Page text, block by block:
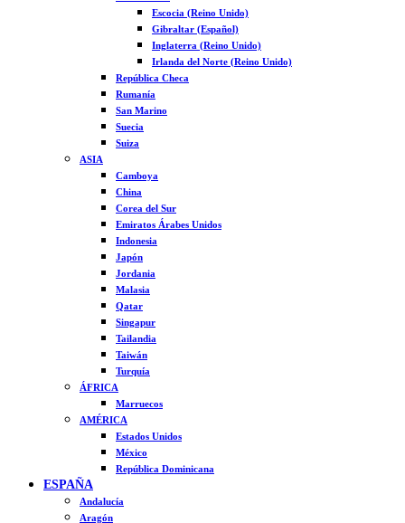
Escocia (Reino Unido)
Gibraltar (Español)
Inglaterra (Reino Unido)
Irlanda del Norte (Reino Unido)
República Checa
Rumanía
San Marino
Suecia
Suiza
ASIA
Camboya
China
Corea del Sur
Emiratos Árabes Unidos
Indonesia
Japón
Jordania
Malasia
Qatar
Singapur
Tailandia
Taiwán
Turquía
ÁFRICA
Marruecos
AMÉRICA
Estados Unidos
México
República Dominicana
ESPAÑA
Andalucía
Aragón